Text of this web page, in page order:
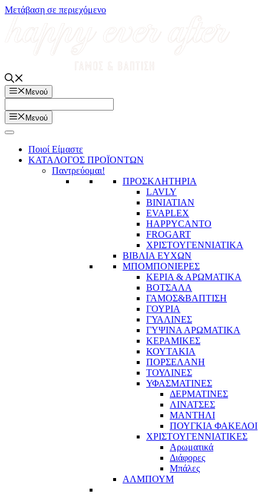
Μετάβαση σε περιεχόμενο
Μενού
Μενού
Ποιοί Είμαστε
ΚΑΤΑΛΟΓΟΣ ΠΡΟΪΟΝΤΩΝ
Παντρεύομαι!
ΠΡΟΣΚΛΗΤΗΡΙΑ
LAVLY
BINIATIAN
EVAPLEX
HAPPYCANTO
FROGART
ΧΡΙΣΤΟΥΓΕΝΝΙΑΤΙΚΑ
ΒΙΒΛΙΑ ΕΥΧΩΝ
ΜΠΟΜΠΟΝΙΕΡΕΣ
ΚΕΡΙΑ & ΑΡΩΜΑΤΙΚΑ
ΒΟΤΣΑΛΑ
ΓΑΜΟΣ&ΒΑΠΤΙΣΗ
ΓΟΥΡΙΑ
ΓΥΑΛΙΝΕΣ
ΓΥΨΙΝΑ ΑΡΩΜΑΤΙΚΑ
ΚΕΡΑΜΙΚΕΣ
ΚΟΥΤΑΚΙΑ
ΠΟΡΣΕΛΑΝΗ
ΤΟΥΛΙΝΕΣ
ΥΦΑΣΜΑΤΙΝΕΣ
ΔΕΡΜΑΤΙΝΕΣ
ΛΙΝΑΤΣΕΣ
ΜΑΝΤΗΛΙ
ΠΟΥΓΚΙΑ ΦΑΚΕΛΟΙ
ΧΡΙΣΤΟΥΓΕΝΝΙΑΤΙΚΕΣ
Αρωματικά
Διάφορες
Μπάλες
ΑΛΜΠΟΥΜ